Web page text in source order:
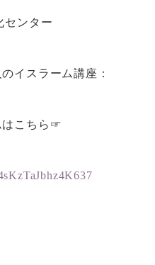
センター
イスラーム講座：
はこちら☞